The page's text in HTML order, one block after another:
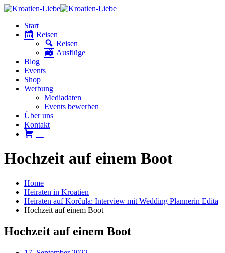
Start
Reisen
Reisen
Ausflüge
Blog
Events
Shop
Werbung
Mediadaten
Events bewerben
Über uns
Kontakt
Hochzeit auf einem Boot
Home
Heiraten in Kroatien
Heiraten auf Korčula: Interview mit Wedding Plannerin Edita
Hochzeit auf einem Boot
Hochzeit auf einem Boot